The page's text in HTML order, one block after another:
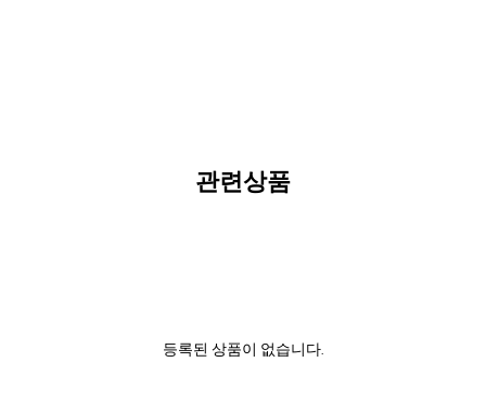
관련상품
등록된 상품이 없습니다.